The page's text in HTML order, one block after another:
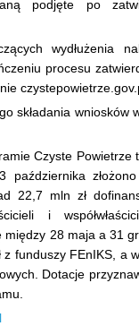
podjęte po
wydłużenia
procesu
składania wniosków
Czyste Powietrze
października
22,7 mln zł
i
między 28 maja a 31
z funduszy FEnIKS, a
Dotacje